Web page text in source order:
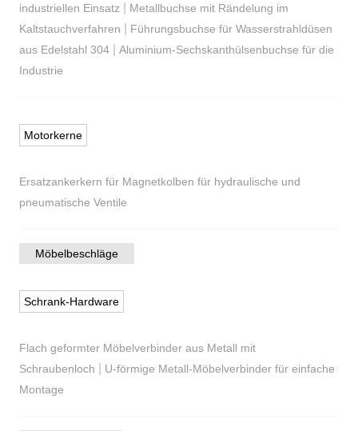
industriellen Einsatz
Metallbuchse mit Rändelung im
Kaltstauchverfahren
Führungsbuchse für Wasserstrahldüsen
aus Edelstahl 304| Aluminium-Sechskanthülsenbuchse für die
Industrie
Motorkerne
Ersatzankerkern für Magnetkolben für hydraulische und
pneumatische Ventile
Möbelbeschläge
Schrank-Hardware
Flach geformter Möbelverbinder aus Metall mit
Schraubenloch
U-förmige Metall-Möbelverbinder für einfache
Montage